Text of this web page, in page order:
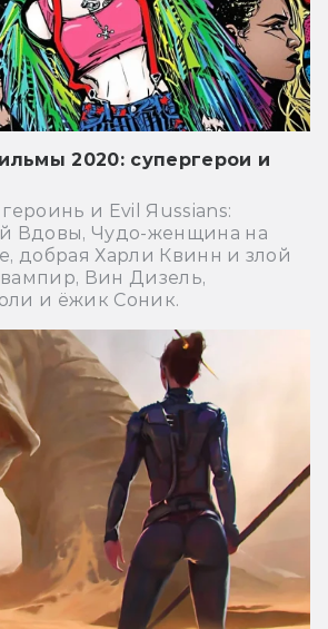
2020: супергерои и
и Evil Яussians:
Вдовы, Чудо-женщина на
добрая Харли Квинн и злой
Вин Дизель,
и ёжик Соник.